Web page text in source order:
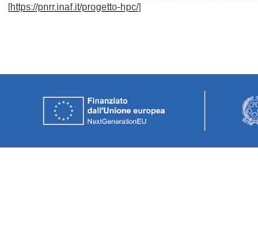
[https://pnrr.inaf.it/progetto-hpc/]